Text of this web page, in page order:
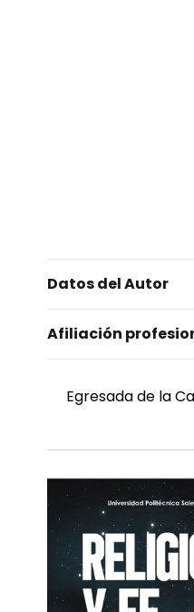
Datos del Autor
Afiliación
Egresada de la